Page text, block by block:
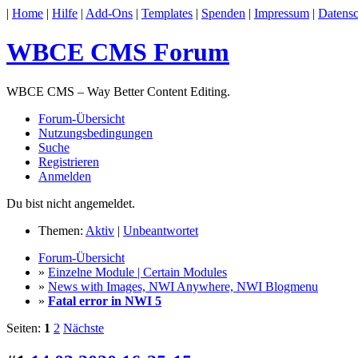
| Home | Hilfe | Add-Ons | Templates | Spenden | Impressum |
WBCE CMS Forum
WBCE CMS – Way Better Content Editing.
Forum-Übersicht
Nutzungsbedingungen
Suche
Registrieren
Anmelden
Du bist nicht angemeldet.
Themen: Aktiv | Unbeantwortet
Forum-Übersicht
» Einzelne Module | Certain Modules
» News with Images, NWI Anywhere, NWI Blogmenu
» Fatal error in NWI 5
Seiten: 1 2 Nächste